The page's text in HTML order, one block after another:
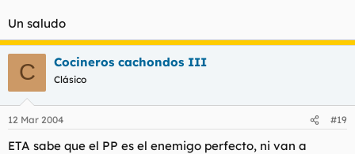
Un saludo
C Cocineros cachondos III
Clásico
12 Mar 2004 #19
ETA sabe que el PP es el enemigo perfecto, ni van a